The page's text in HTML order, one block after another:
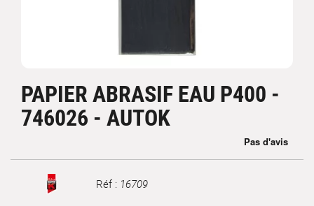
PAPIER ABRASIF EAU P400 -
746026 - AUTOK
Marque Réf : 16709